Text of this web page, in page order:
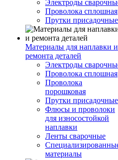
Электроды
Проволока сплошная
Прутки присадочные
Материалы для наплавки и
ремонта деталей
Электроды
Проволока сплошная
Проволока
порошковая
Прутки присадочные
Флюсы и проволоки
для износостойкой
наплавки
Ленты сварочные
материалы